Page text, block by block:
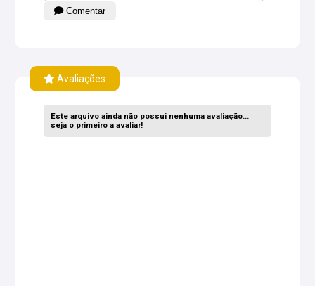
Comentar
Avaliações
Este arquivo ainda não possui nenhuma avaliação...
seja o primeiro a avaliar!